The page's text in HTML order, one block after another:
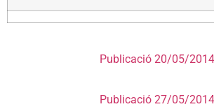
Publicació 20/05/2014
Publicació 27/05/2014